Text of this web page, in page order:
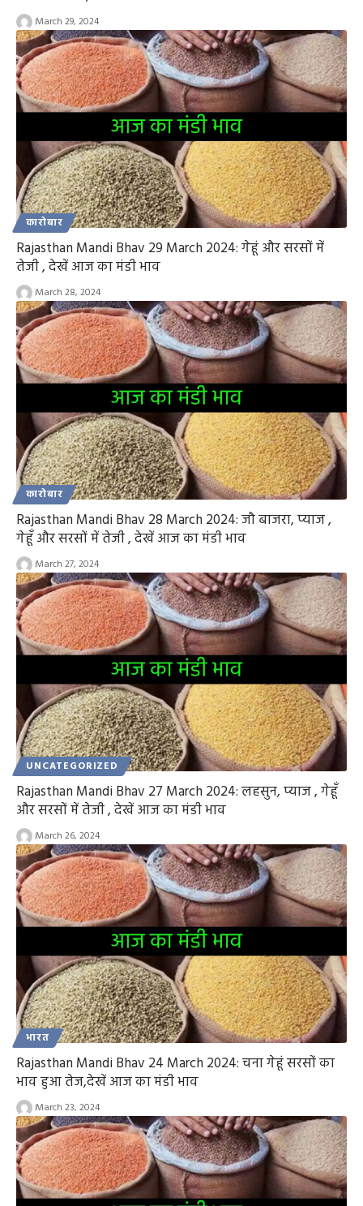
March 29, 2024
कारोबार
Rajasthan Mandi Bhav 29 March 2024: गेहूं और सरसों में
तेजी , देखें आज का मंडी भाव
March 28, 2024
कारोबार
Rajasthan Mandi Bhav 28 March 2024: जौ बाजरा, प्याज ,
गेहूँ और सरसों में तेजी , देखें आज का मंडी भाव
March 27, 2024
UNCATEGORIZED
Rajasthan Mandi Bhav 27 March 2024: लहसुन, प्याज , गेहूँ
और सरसों में तेजी , देखें आज का मंडी भाव
March 26, 2024
भारत
Rajasthan Mandi Bhav 24 March 2024: चना गेहूं सरसों का
भाव हुआ तेज,देखें आज का मंडी भाव
March 23, 2024